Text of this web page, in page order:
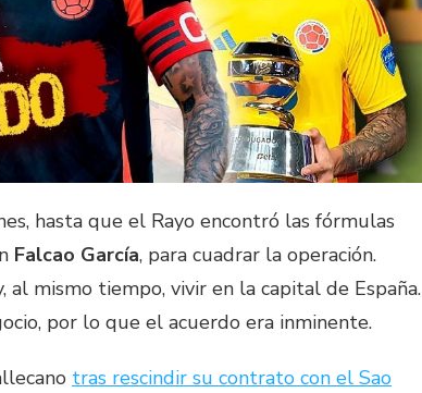
hasta que el Rayo encontró las fórmulas
Falcao García, para cuadrar la operación.
al mismo tiempo, vivir en la capital de España.
por lo que el acuerdo era inminente.
tras rescindir su contrato con el Sao